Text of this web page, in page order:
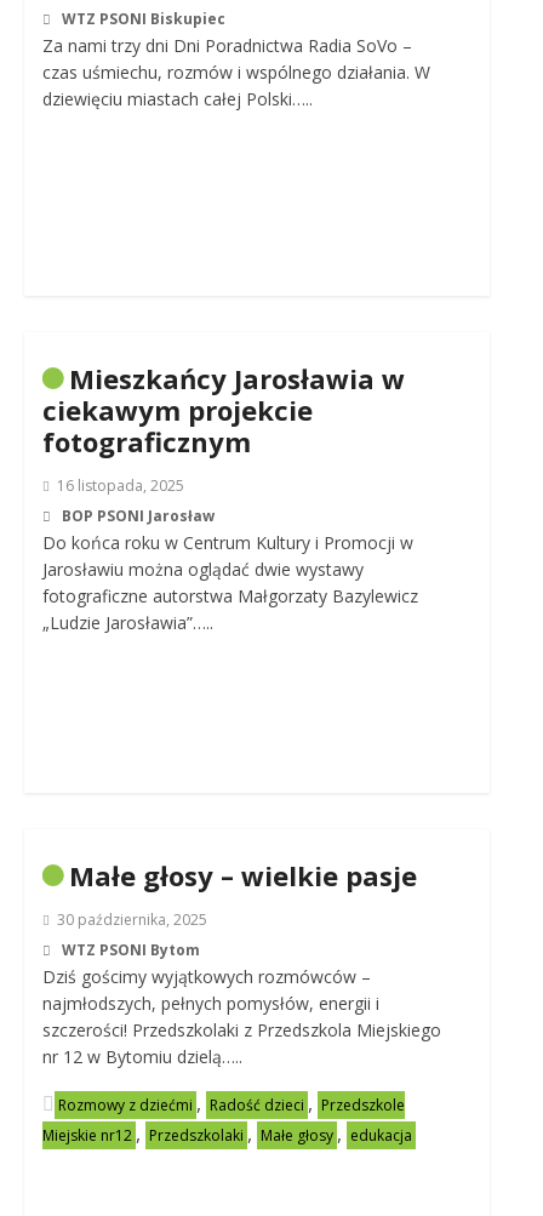
WTZ PSONI Biskupiec
Za nami trzy dni Dni Poradnictwa Radia SoVo –
czas uśmiechu, rozmów i wspólnego działania. W
dziewięciu miastach całej Polski…..
Mieszkańcy Jarosławia w
ciekawym projekcie
fotograficznym
16 listopada, 2025
BOP PSONI Jarosław
Do końca roku w Centrum Kultury i Promocji w
Jarosławiu można oglądać dwie wystawy
fotograficzne autorstwa Małgorzaty Bazylewicz
„Ludzie Jarosławia”…..
Małe głosy – wielkie pasje
30 października, 2025
WTZ PSONI Bytom
Dziś gościmy wyjątkowych rozmówców –
najmłodszych, pełnych pomysłów, energii i
szczerości! Przedszkolaki z Przedszkola Miejskiego
nr 12 w Bytomiu dzielą…..
Rozmowy z dziećmi , Radość dzieci , Przedszkole
Miejskie nr12 , Przedszkolaki , Małe głosy , edukacja